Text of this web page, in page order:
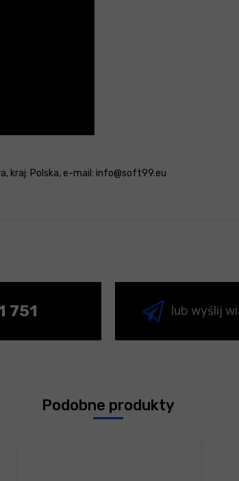
kraj: Polska, e-mail: info@soft99.eu
751 lub wyślij
Podobne produkty